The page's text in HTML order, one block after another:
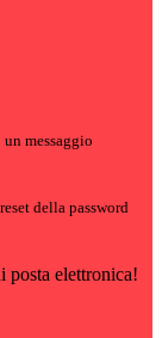
messaggio
della password
posta elettronica!